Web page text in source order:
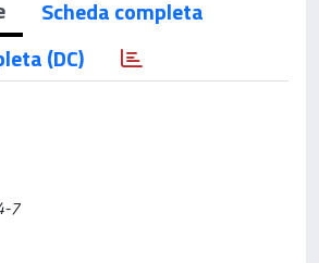
Scheda completa
(DC)
7